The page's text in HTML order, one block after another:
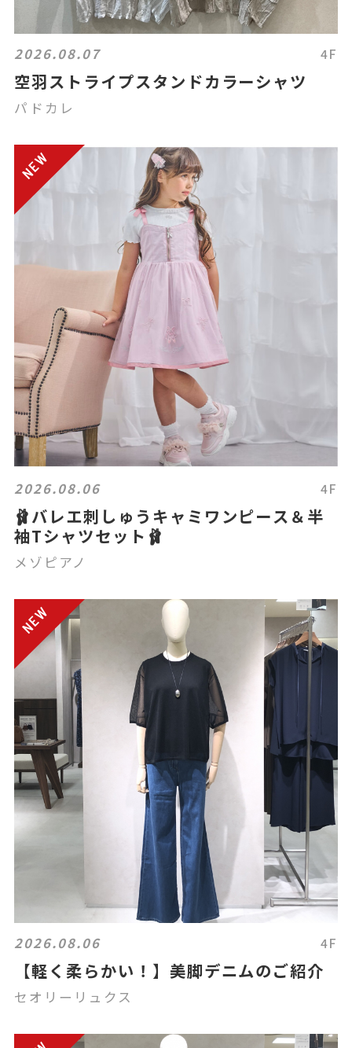
2026.08.07 4F
空羽ストライプスタンドカラーシャツ
パドカレ
2026.08.06 4F
🩰バレエ刺しゅうキャミワンピース＆半
袖Tシャツセット🩰
メゾピアノ
2026.08.06 4F
【軽く柔らかい！】美脚デニムのご紹介
セオリーリュクス